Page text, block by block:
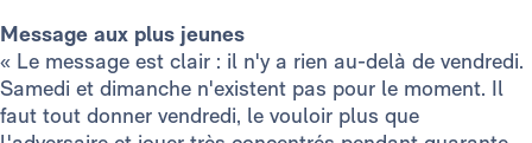
Message aux plus jeunes
« Le message est clair : il n'y a rien au-delà de vendredi.
Samedi et dimanche n'existent pas pour le moment. Il
faut tout donner vendredi, le vouloir plus que